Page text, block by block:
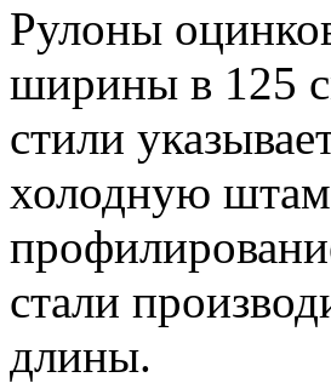
Рулоны
ширины в 125
стили
холодную
стали
длины.